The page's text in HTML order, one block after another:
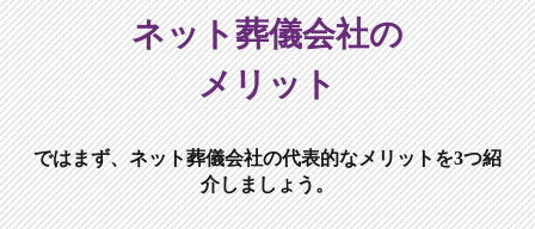
ネット葬儀会社の
メリット
ではまず、ネット葬儀会社の代表的なメリットを3つ紹
介しましょう。